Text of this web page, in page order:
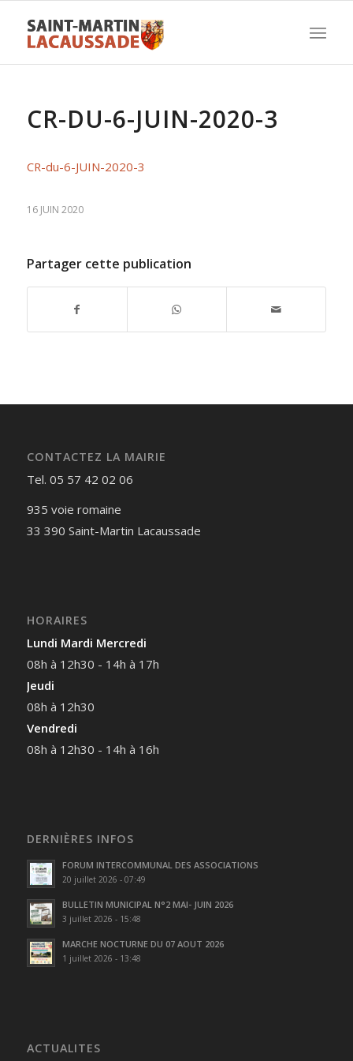
CR-DU-6-JUIN-2020-3
CR-du-6-JUIN-2020-3
16 JUIN 2020
Partager cette publication
CONTACTEZ LA MAIRIE
Tel. 05 57 42 02 06
935 voie romaine
33 390 Saint-Martin Lacaussade
HORAIRES
Lundi Mardi Mercredi
08h à 12h30 - 14h à 17h
Jeudi
08h à 12h30
Vendredi
08h à 12h30 - 14h à 16h
DERNIÈRES INFOS
FORUM INTERCOMMUNAL DES ASSOCIATIONS
20 juillet 2026 - 07:49
BULLETIN MUNICIPAL N°2 MAI- JUIN 2026
3 juillet 2026 - 15:48
MARCHE NOCTURNE DU 07 AOUT 2026
1 juillet 2026 - 13:48
ACTUALITES